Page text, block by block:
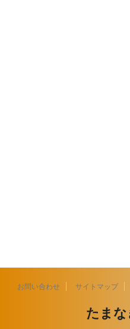
お問い合わせ サイトマップ
たま